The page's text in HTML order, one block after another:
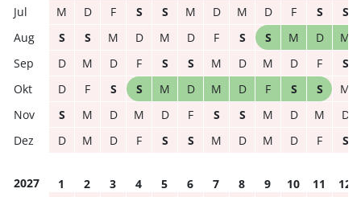
M
D F S S M D M D F S
S
S
S M D M D F S S M D
M
D
M D F S S M D M D F
S
D
F S S M D M D F S S
M
S
M D M D F S S M D M
D
D
M D F S S M D M D F S
2027 1 2 3 4 5 6 7 8 9 10 11
12